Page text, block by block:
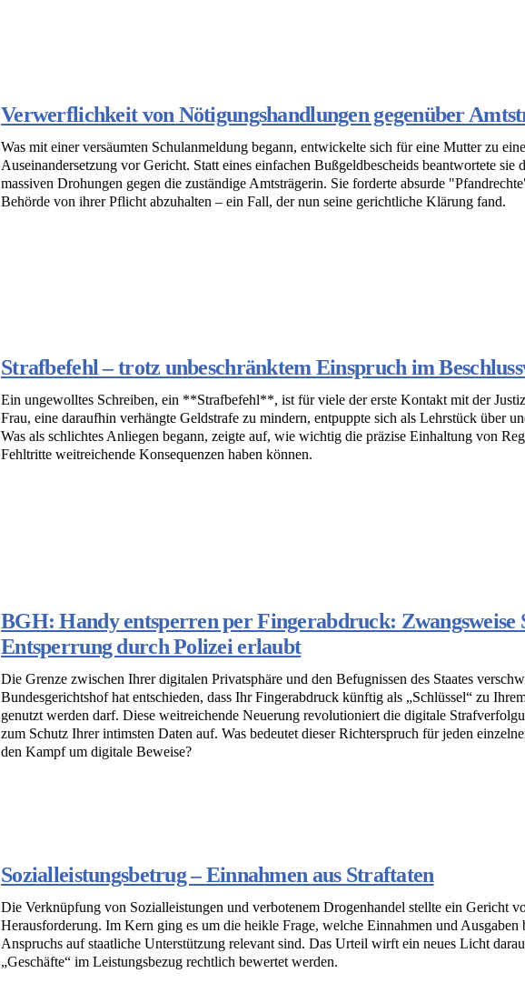
Verwerflichkeit von Nötigungshandlungen gegenüber
Was mit einer versäumten Schulanmeldung begann, entwickelte sich für eine Mutter zu
Auseinandersetzung vor Gericht. Statt eines einfachen Bußgeldbescheids beantwortete sie
massiven Drohungen gegen die zuständige Amtsträgerin. Sie forderte absurde
Behörde von ihrer Pflicht abzuhalten – ein Fall, der nun seine gerichtliche Klärung fand.
Strafbefehl – trotz unbeschränktem Einspruch im
Ein ungewolltes Schreiben, ein **Strafbefehl**, ist für viele der erste Kontakt mit der
Frau, eine daraufhin verhängte Geldstrafe zu mindern, entpuppte sich als Lehrstück über
Was als schlichtes Anliegen begann, zeigte auf, wie wichtig die präzise Einhaltung von
Fehltritte weitreichende Konsequenzen haben können.
BGH: Handy entsperren per Fingerabdruck: Zwangsweise
Entsperrung durch Polizei erlaubt
Die Grenze zwischen Ihrer digitalen Privatsphäre und den Befugnissen des Staates
Bundesgerichtshof hat entschieden, dass Ihr Fingerabdruck künftig als „Schlüssel“ zu
genutzt werden darf. Diese weitreichende Neuerung revolutioniert die digitale
zum Schutz Ihrer intimsten Daten auf. Was bedeutet dieser Richterspruch für jeden
den Kampf um digitale Beweise?
Sozialleistungsbetrug – Einnahmen aus Straftaten
Die Verknüpfung von Sozialleistungen und verbotenem Drogenhandel stellte ein Gericht
Herausforderung. Im Kern ging es um die heikle Frage, welche Einnahmen und Ausgaben
Anspruchs auf staatliche Unterstützung relevant sind. Das Urteil wirft ein neues Licht
„Geschäfte“ im Leistungsbezug rechtlich bewertet werden.